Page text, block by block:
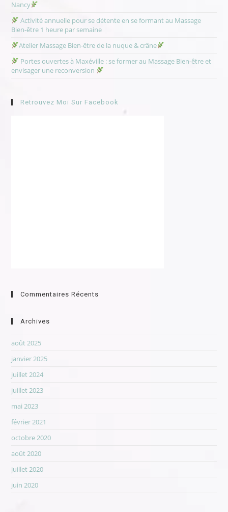
Nancy
Activité annuelle pour se détente en se formant au Massage
Bien-être 1 heure par semaine
Atelier Massage Bien-être de la nuque & crâne
Portes ouvertes à Maxéville : se former au Massage Bien-être et
envisager une reconversion
Retrouvez Moi Sur Facebook
Commentaires Récents
Archives
août 2025
janvier 2025
juillet 2024
juillet 2023
mai 2023
février 2021
octobre 2020
août 2020
juillet 2020
juin 2020